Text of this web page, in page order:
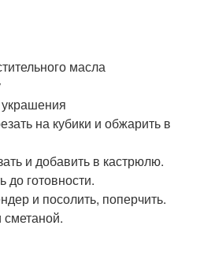
масла
на кубики и обжарить в
и добавить в кастрюлю.
до готовности.
и посолить, поперчить.